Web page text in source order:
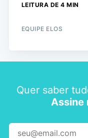
LEITURA DE 4 MIN
EQUIPE ELOS
Quer saber
Assine